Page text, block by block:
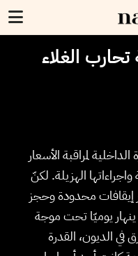
الغلاء
لمراقبة الأسعار
واجراءاتها الهزيلة. لكنّ
إيقافات محدودة وحجز
يوميّا تحت موجة
في الديون، القدرة